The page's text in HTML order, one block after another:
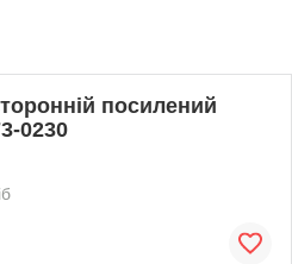
посилений
0230